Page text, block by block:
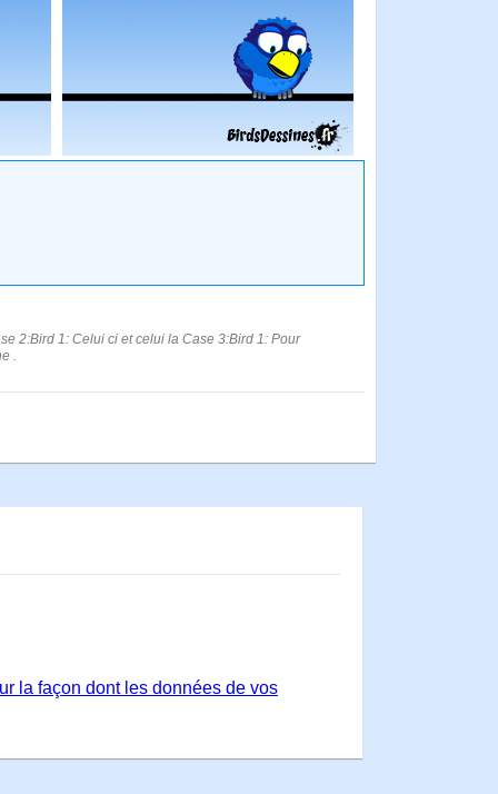
2:Bird 1: Celui ci et celui la Case 3:Bird 1: Pour
.
la façon dont les données de vos